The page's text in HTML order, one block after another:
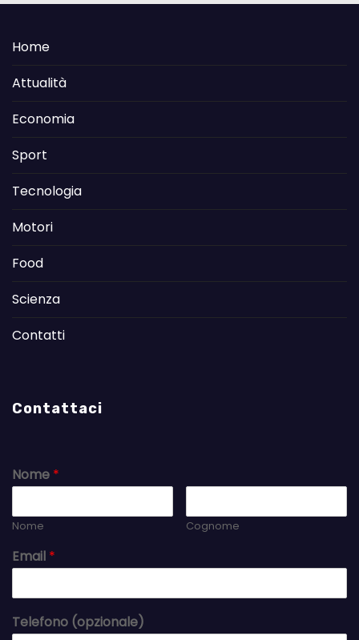
Home
Attualità
Economia
Sport
Tecnologia
Motori
Food
Scienza
Contatti
Contattaci
Nome *
Nome Cognome
Email *
Telefono (opzionale)